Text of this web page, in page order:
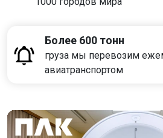
Более 600 тонн
груза мы перевозим
авиатранспортом